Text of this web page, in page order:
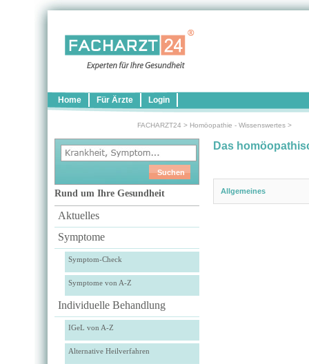
Home Für Ärzte Login
FACHARZT24 > Homöopathie - Wissenswertes >
Rund um Ihre Gesundheit
Aktuelles
Symptome
Symptom-Check
Symptome von A-Z
Individuelle Behandlung
IGeL von A-Z
Alternative Heilverfahren
Das
Allgemeines